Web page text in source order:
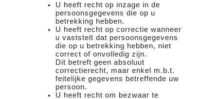
U heeft recht op inzage in de
persoonsgegevens die op u
betrekking hebben.
U heeft recht op correctie wanneer
u vaststelt dat persoonsgegevens
die op u betrekking hebben, niet
correct of onvolledig zijn.
Dit betreft geen absoluut
correctierecht, maar enkel m.b.t.
feitelijke gegevens betreffende uw
persoon.
U heeft recht om bezwaar te